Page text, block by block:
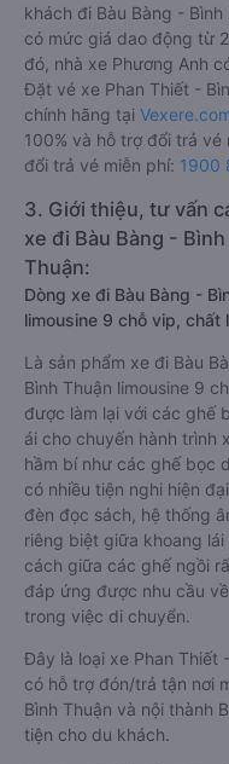
khách đi Bàu Bàng -
có mức giá dao động từ
đó, nhà xe Phương Anh
Đặt vé xe Phan Thiết -
chính hãng tại
100% và hỗ trợ đổi trả
đổi trả vé miễn phí: 1900
3. Giới thiệu, tư vấn
xe đi Bàu Bàng -
Thuận:
Dòng xe đi Bàu Bàng -
limousine 9 chỗ vip,
Là sản phẩm xe đi Bàu
Bình Thuận limousine 9
được làm lại với các ghế
ái cho chuyến hành trình
hầm bí như các ghế bọc
có nhiều tiện nghi hiện
đèn đọc sách, hệ thống
riêng biệt giữa khoang
cách giữa các ghế ngồi
đáp ứng được nhu cầu
trong việc di chuyển.
Đây là loại xe Phan Thiết
có hỗ trợ đón/trả tận nơi
Bình Thuận và nội thành
tiện cho du khách.